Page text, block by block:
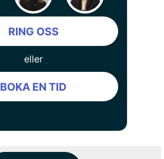
RING OSS
eller
BOKA EN TID